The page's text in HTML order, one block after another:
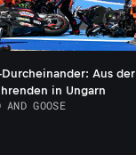
Aus der
in Ungarn
GOOSE